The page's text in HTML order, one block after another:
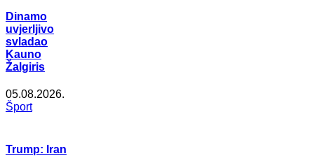
Dinamo
uvjerljivo
svladao
Kauno
Žalgiris
05.08.2026.
Šport
Trump: Iran